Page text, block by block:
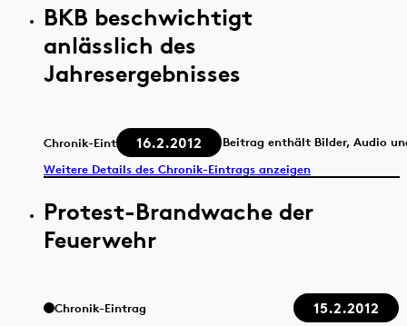
BKB beschwichtigt
anlässlich des
Jahresergebnisses
Chronik-Eintrag 16.2.2012
Beitrag enthält Bilder, Audio
Weitere Details des Chronik-Eintrags anzeigen
Protest-Brandwache der
Feuerwehr
Chronik-Eintrag 15.2.2012